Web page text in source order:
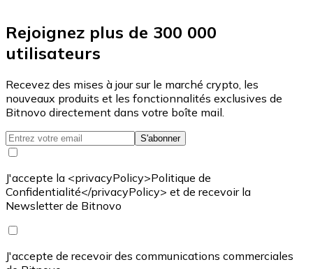
Rejoignez plus de 300 000
utilisateurs
Recevez des mises à jour sur le marché crypto, les
nouveaux produits et les fonctionnalités exclusives de
Bitnovo directement dans votre boîte mail.
S'abonner
J'accepte la <privacyPolicy>Politique de
Confidentialité</privacyPolicy> et de recevoir la
Newsletter de Bitnovo
J'accepte de recevoir des communications commerciales